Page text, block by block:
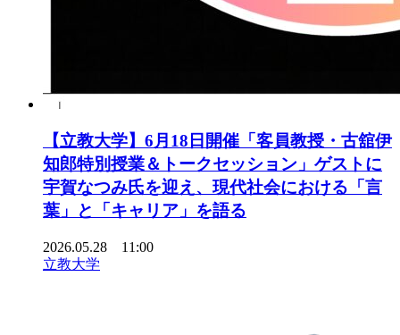
【立教大学】6月18日開催「客員教授・古舘伊
知郎特別授業＆トークセッション」ゲストに
宇賀なつみ氏を迎え、現代社会における「言
葉」と「キャリア」を語る
2026.05.28 11:00
立教大学